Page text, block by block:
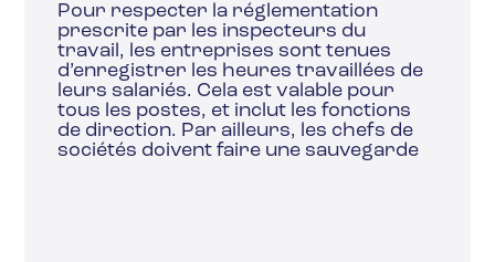
Pour respecter la réglementation
prescrite par les inspecteurs du
travail, les entreprises sont tenues
d’enregistrer les heures travaillées de
leurs salariés. Cela est valable pour
tous les postes, et inclut les fonctions
de direction. Par ailleurs, les chefs de
sociétés doivent faire une sauvegarde